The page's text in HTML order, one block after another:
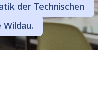
der Technischen
Wildau.